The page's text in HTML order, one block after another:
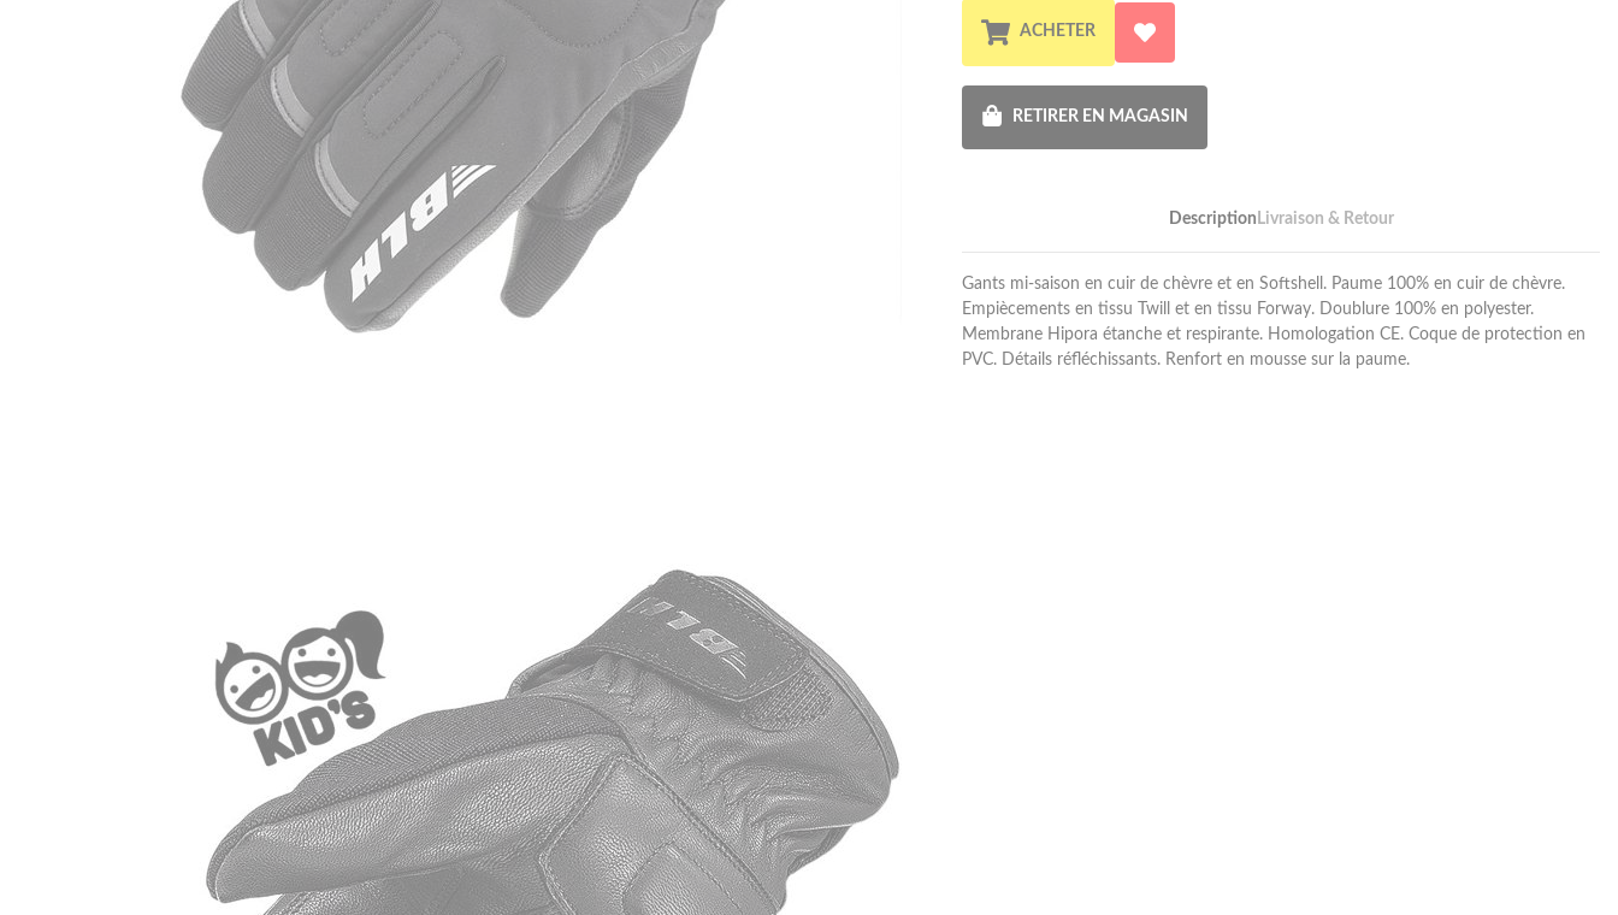
ACHETER
RETIRER EN MAGASIN
Description Livraison & Retour
Gants mi-saison en cuir de chèvre et en Softshell. Paume 100% en cuir de chèvre.
Empiècements en tissu Twill et en tissu Forway. Doublure 100% en polyester.
Membrane Hipora étanche et respirante. Homologation CE. Coque de protection en
PVC. Détails réfléchissants. Renfort en mousse sur la paume.